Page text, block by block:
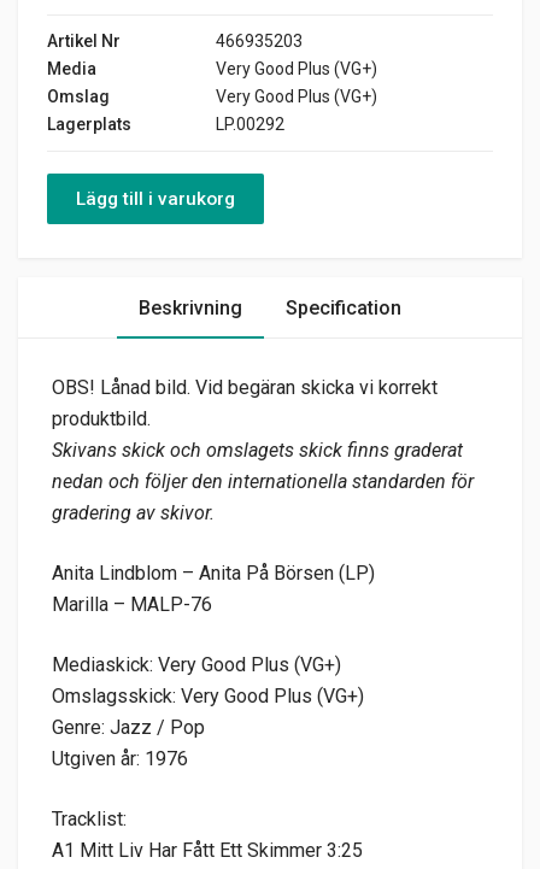
Artikel Nr
466935203
Media
Very Good Plus (VG+)
Omslag
Very Good Plus (VG+)
Lagerplats
LP.00292
Lägg till i varukorg
Beskrivning Specification
OBS! Lånad bild. Vid begäran skicka vi korrekt
produktbild.
Skivans skick och omslagets skick finns graderat
nedan och följer den internationella standarden för
gradering av skivor.
Anita Lindblom – Anita På Börsen (LP)
Marilla – MALP-76
Mediaskick: Very Good Plus (VG+)
Omslagsskick: Very Good Plus (VG+)
Genre: Jazz / Pop
Utgiven år: 1976
Tracklist:
A1 Mitt Liv Har Fått Ett Skimmer 3:25